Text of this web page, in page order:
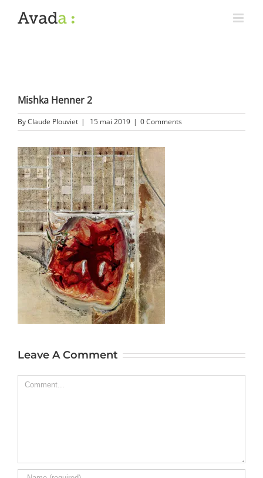
Mishka Henner 2
ByClaude Plouviet | 15 mai 2019 | 0 Comments
Leave A Comment
Comment